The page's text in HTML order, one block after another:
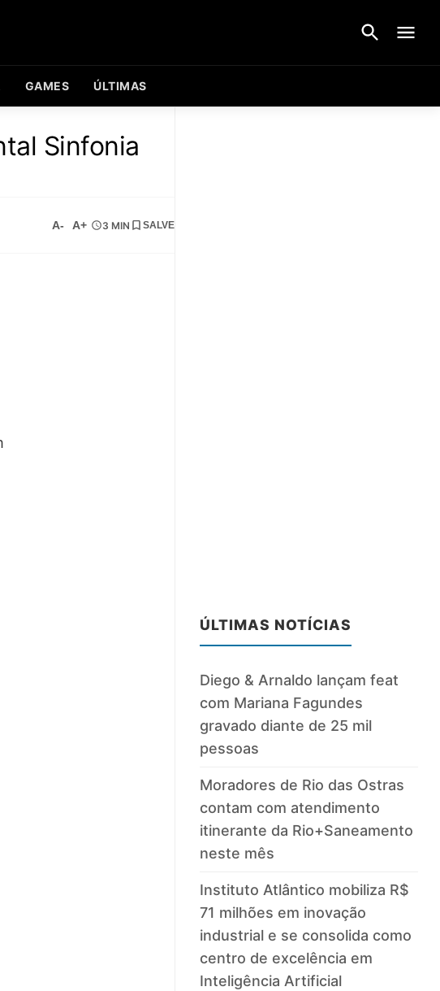
GAMES ÚLTIMAS
Sinfonia
A- A+ 3 MIN SALVE
ÚLTIMAS NOTÍCIAS
Diego & Arnaldo lançam feat
com Mariana Fagundes
gravado diante de 25 mil
pessoas
Moradores de Rio das Ostras
contam com atendimento
itinerante da Rio+Saneamento
neste mês
Instituto Atlântico mobiliza R$
71 milhões em inovação
industrial e se consolida como
centro de excelência em
Inteligência Artificial